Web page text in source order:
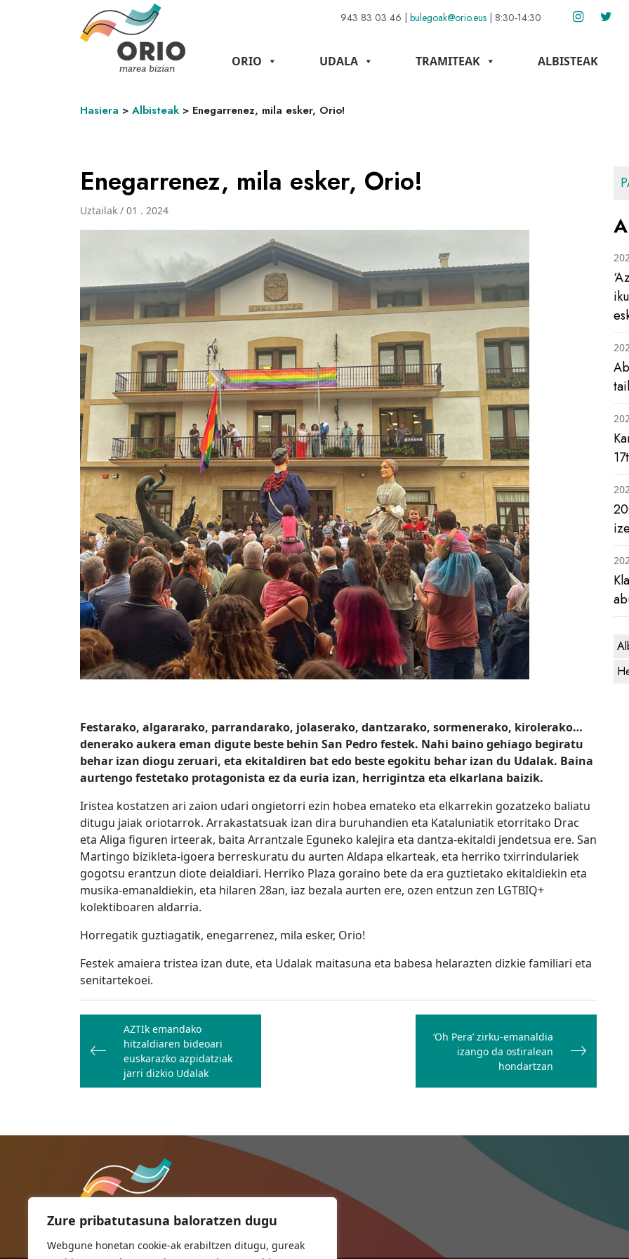
Zure pribatutasuna baloratzen dugu
Webgune honetan cookie-ak erabiltzen ditugu, gureak
943 83 03 46 | bulegoak@orio.eus | 8:30-14:30
ORIO UDALA TRAMITEAK ALBISTEAK
Hasiera > Albisteak > Enegarrenez, mila esker, Orio!
Enegarrenez, mila esker, Orio!
Uztailak / 01 . 2024
Festarako, algararako, parrandarako, jolaserako, dantzarako, sormenerako, kirolerako…
denerako aukera eman digute beste behin San Pedro festek. Nahi baino gehiago begiratu
behar izan diogu zeruari, eta ekitaldiren bat edo beste egokitu behar izan du Udalak. Baina
aurtengo festetako protagonista ez da euria izan, herrigintza eta elkarlana baizik.
Iristea kostatzen ari zaion udari ongietorri ezin hobea emateko eta elkarrekin gozatzeko baliatu
ditugu jaiak oriotarrok. Arrakastatsuak izan dira buruhandien eta Kataluniatik etorritako Drac
eta Aliga figuren irteerak, baita Arrantzale Eguneko kalejira eta dantza-ekitaldi jendetsua ere. San
Martingo bizikleta-igoera berreskuratu du aurten Aldapa elkarteak, eta herriko txirrindulariek
gogotsu erantzun diote deialdiari. Herriko Plaza goraino bete da era guztietako ekitaldiekin eta
musika-emanaldiekin, eta hilaren 28an, iaz bezala aurten ere, ozen entzun zen LGTBIQ+
kolektiboaren aldarria.
Horregatik guztiagatik, enegarrenez, mila esker, Orio!
Festek amaiera tristea izan dute, eta Udalak maitasuna eta babesa helarazten dizkie familiari eta
senitartekoei.
Bidalketetan
zehar
nabigatu
AZTIk emandako
hitzaldiaren bideoari
euskarazko azpidatziak
jarri dizkio Udalak
‘Oh Pera’ zirku-emanaldia
izango da ostiralean
hondartzan